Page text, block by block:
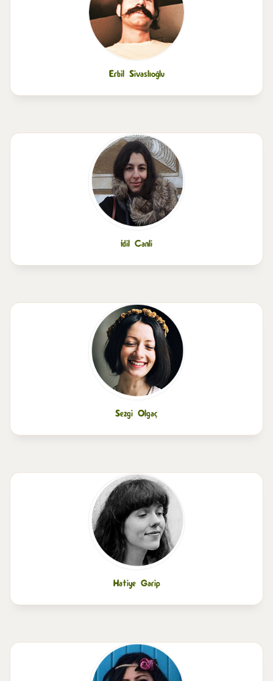
Erbil Sivaslıoğlu
İdil Canli
Sezgi Olgaç
Hatiye Garip